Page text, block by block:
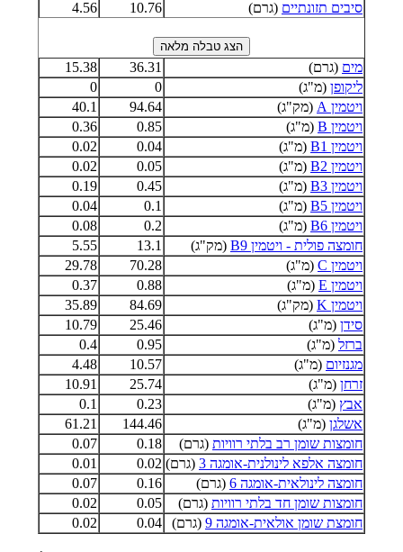
סיבים תזונתיים (גרם) 10.76
4.56
מים (גרם) 36.31
15.38
ליקופן (מ"ג) 0
0
ויטמין A
(מק"ג) 94.64
40.1
ויטמין B
(מ"ג) 0.85
0.36
ויטמין B1
(מ"ג) 0.04
0.02
ויטמין B2
(מ"ג) 0.05
0.02
ויטמין B3
(מ"ג) 0.45
0.19
ויטמין B5
(מ"ג) 0.1
0.04
ויטמין B6
(מ"ג) 0.2
0.08
חומצה פולית - ויטמין B9
(מק"ג) 13.1
5.55
ויטמין C
(מ"ג) 70.28
29.78
ויטמין E
(מ"ג) 0.88
0.37
ויטמין K
(מק"ג) 84.69
35.89
סידן (מ"ג) 25.46
10.79
ברזל (מ"ג) 0.95
0.4
מגנזיום (מ"ג) 10.57
4.48
זרחן (מ"ג) 25.74
10.91
אבץ (מ"ג) 0.23
0.1
אשלגן (מ"ג) 144.46
61.21
חומצות שומן רב בלתי רוויות (גרם) 0.18
0.07
חומצה אלפא לינולנית-אומגה 3
(גרם) 0.02
0.01
חומצה לינולאית-אומגה 6
(גרם) 0.16
0.07
חומצות שומן חד בלתי רוויות (גרם) 0.05
0.02
חומצת שומן אולאית-אומגה 9
(גרם) 0.04
0.02